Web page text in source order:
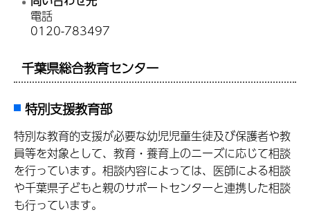
電話
0120-783497
千葉県総合教育センター
特別支援教育部
特別な教育的支援が必要な幼児児童生徒及び保護者や教
員等を対象として、教育・養育上のニーズに応じて相談
を行っています。相談内容によっては、医師による相談
や千葉県子どもと親のサポートセンターと連携した相談
も行っています。